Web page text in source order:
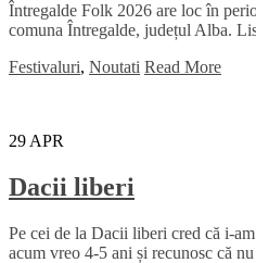
Întregalde Folk 2026 are loc în
comuna Întregalde, județul Alba.
Festivaluri, Noutati Read More
29 APR
Dacii liberi
Pe cei de la Dacii liberi cred că i-
acum vreo 4-5 ani și recunosc că